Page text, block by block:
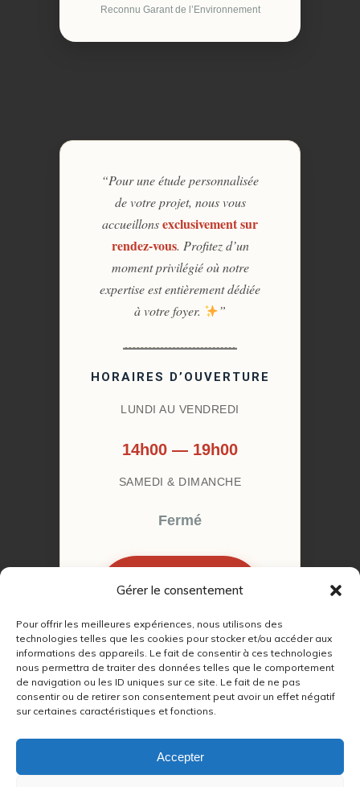
Gérer le consentement
Pour offrir les meilleures expériences, nous utilisons des
technologies telles que les cookies pour stocker et/ou accéder aux
informations des appareils. Le fait de consentir à ces technologies
nous permettra de traiter des données telles que le comportement
de navigation ou les ID uniques sur ce site. Le fait de ne pas
consentir ou de retirer son consentement peut avoir un effet négatif
sur certaines caractéristiques et fonctions.
Accepter
Reconnu Garant de l’Environnement
“Pour une étude personnalisée
de votre projet, nous vous
accueillonsexclusivement sur
rendez-vous. Profitez d’un
moment privilégié où notre
expertise est entièrement dédiée
à votre foyer.
”
HORAIRES D’OUVERTURE
LUNDI AU VENDREDI
14h00 — 19h00
SAMEDI & DIMANCHE
Fermé
RENDEZ-VOUS
© 2022 – 2026Autour du Feu 77
RGPD